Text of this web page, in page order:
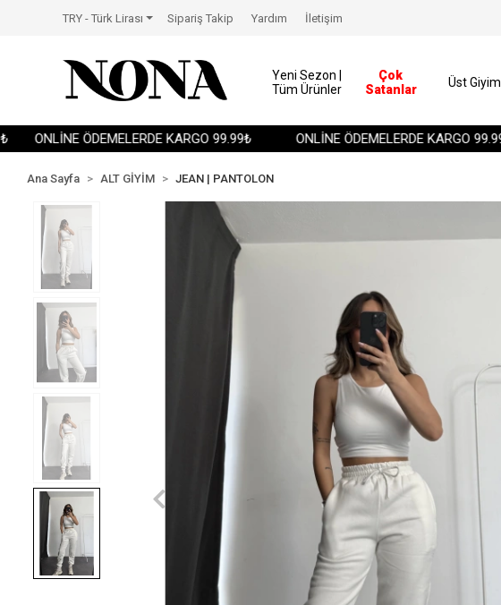
ONLİNE ÖDEMELERDE KARGO 99.99₺ ONLİNE ÖDEMELERDE KARGO 99.99₺
TRY - Türk Lirası Sipariş Takip Yardım İletişim
Yeni Sezon |
Tüm Ürünler
Çok
Satanlar
Üst Giyim
Ana Sayfa ALT GİYİM JEAN | PANTOLON